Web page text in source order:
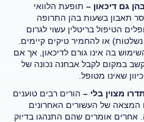
גם דיכאון – תופעת הלוואי
תאבון בשעות בהן התרופה
אחוז מהמטופלים הטיפול בריטלין עשוי לגרום
או להחמיר טיקים קיימים.
בה אינו גורם לדיכאון, אך אם
במקום לקבל אבחנה נכונה של
שאינו מטופל.
מצוין בלי – הורים רבים טוענים
המצאה של העשורים האחרונים
אחרים אומרים שהם התנהגו בדיוק